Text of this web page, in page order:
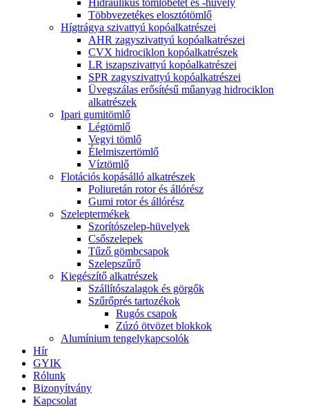
Hidraulikus tömlőbetét és -hüvely
Többvezetékes elosztótömlő
Hígtrágya szivattyú kopóalkatrészei
AHR zagyszivattyú kopóalkatrészei
CVX hidrociklon kopóalkatrészek
LR iszapszivattyú kopóalkatrészei
SPR zagyszivattyú kopóalkatrészei
Üvegszálas erősítésű műanyag hidrociklon
alkatrészek
Ipari gumitömlő
Légtömlő
Vegyi tömlő
Élelmiszertömlő
Víztömlő
Flotációs kopásálló alkatrészek
Poliuretán rotor és állórész
Gumi rotor és állórész
Szeleptermékek
Szorítószelep-hüvelyek
Csőszelepek
Tűző gömbcsapok
Szelepszűrő
Kiegészítő alkatrészek
Szállítószalagok és görgők
Szűrőprés tartozékok
Rugós csapok
Zúzó ötvözet blokkok
Alumínium tengelykapcsolók
Hír
GYIK
Rólunk
Bizonyítvány
Kapcsolat